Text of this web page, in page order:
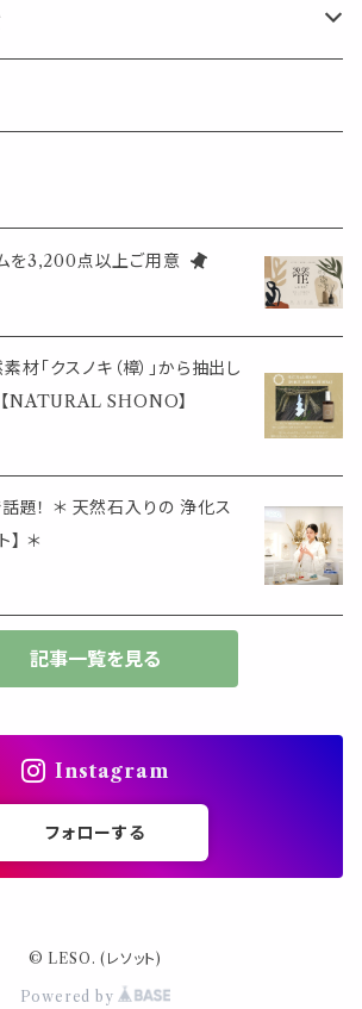
テープ・付箋
を3,200点以上ご用意
「クスノキ（樟）」から抽出し
NATURAL SHONO】
話題！ ＊ 天然石入りの 浄化ス
】 ＊
記事一覧を見る
Instagram
フォローする
© LESO. (レソット)
Powered by